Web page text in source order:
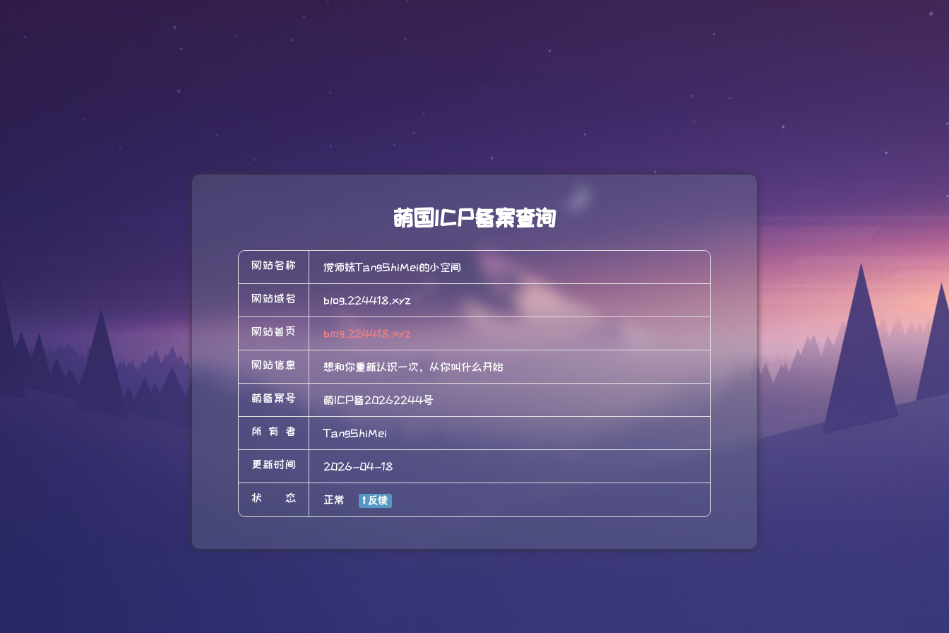
萌国ICP备案查询
网站名称 傥师妹TangShiMei的小空间
网站域名 blog.224418.xyz
网站首页 blog.224418.xyz
网站信息 想和你重新认识一次，从你叫什么开始
萌备案号 萌ICP备20262244号
所有者 TangShiMei
更新时间 2026-04-18
状态 正常